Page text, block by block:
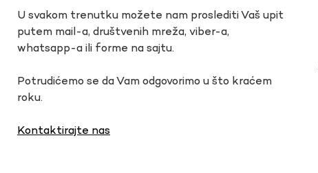
U svakom trenutku možete nam proslediti Vaš upit
putem mail-a, društvenih mreža, viber-a,
whatsapp-a ili forme na sajtu.
Potrudićemo se da Vam odgovorimo u što kraćem
roku.
Kontaktirajte nas